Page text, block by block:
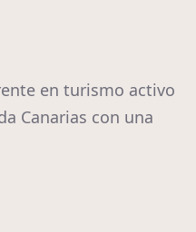
en turismo activo
Canarias con una